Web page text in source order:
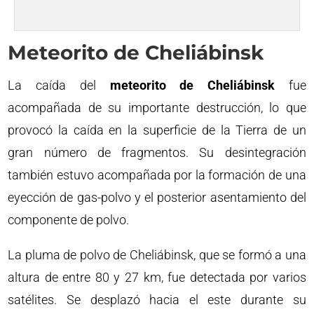
Meteorito de Cheliábinsk
La caída del meteorito de Cheliábinsk fue
acompañada de su importante destrucción, lo que
provocó la caída en la superficie de la Tierra de un
gran número de fragmentos. Su desintegración
también estuvo acompañada por la formación de una
eyección de gas-polvo y el posterior asentamiento del
componente de polvo.
La pluma de polvo de Cheliábinsk, que se formó a una
altura de entre 80 y 27 km, fue detectada por varios
satélites. Se desplazó hacia el este durante su